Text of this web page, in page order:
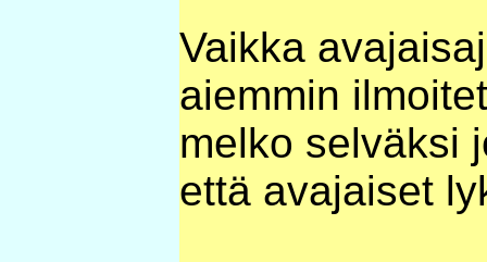
Vaikka
aiemmin
melko selväksi
että avajaiset